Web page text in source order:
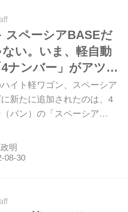
スペーシアBASEだ
い。いま、軽自動
ナンバー」がアツ
イト軽ワゴン、スペーシア
新たに追加されたのは、4
バン）の「スペーシア
った。その登場のいきさつ
軽自動車市場について考え
明